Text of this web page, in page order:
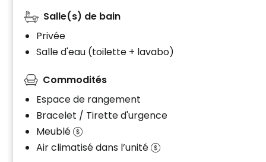
Salle(s) de bain
Privée
Salle d'eau (toilette + lavabo)
Commodités
Espace de rangement
Bracelet / Tirette d'urgence
Meublé
Air climatisé dans l’unité